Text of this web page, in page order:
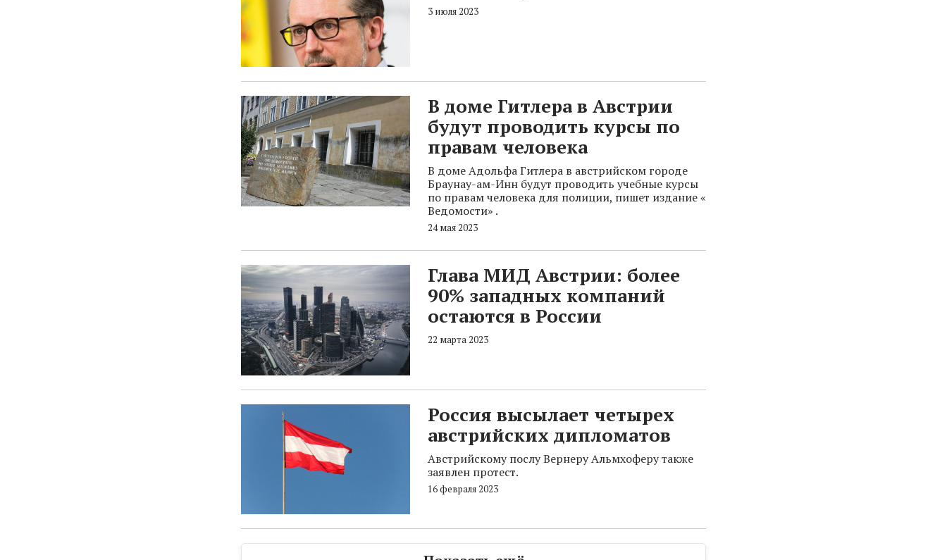
3 июля 2023
В доме Гитлера в Австрии
будут проводить курсы по
правам человека
В доме Адольфа Гитлера в австрийском городе
Браунау-ам-Инн будут проводить учебные курсы
по правам человека для полиции, пишет издание «
Ведомости» .
24 мая 2023
Глава МИД Австрии: более
90% западных компаний
остаются в России
22 марта 2023
Россия высылает четырех
австрийских дипломатов
Австрийскому послу Вернеру Альмхоферу также
заявлен протест.
16 февраля 2023